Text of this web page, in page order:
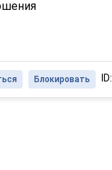
Блокировать